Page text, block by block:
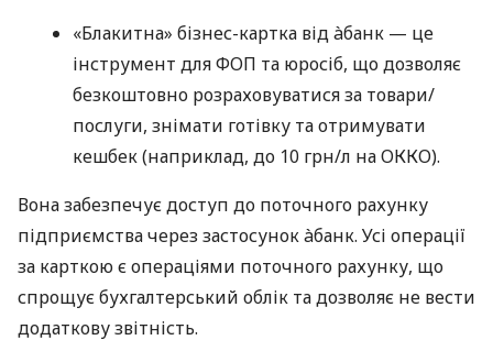
«Блакитна» бізнес-картка від àбанк — це
інструмент для ФОП та юросіб, що дозволяє
безкоштовно розраховуватися за товари/
послуги, знімати готівку та отримувати
кешбек (наприклад, до 10 грн/л на ОККО).
Вона забезпечує доступ до поточного рахунку
підприємства через застосунок àбанк. Усі операції
за карткою є операціями поточного рахунку, що
спрощує бухгалтерський облік та дозволяє не вести
додаткову звітність.